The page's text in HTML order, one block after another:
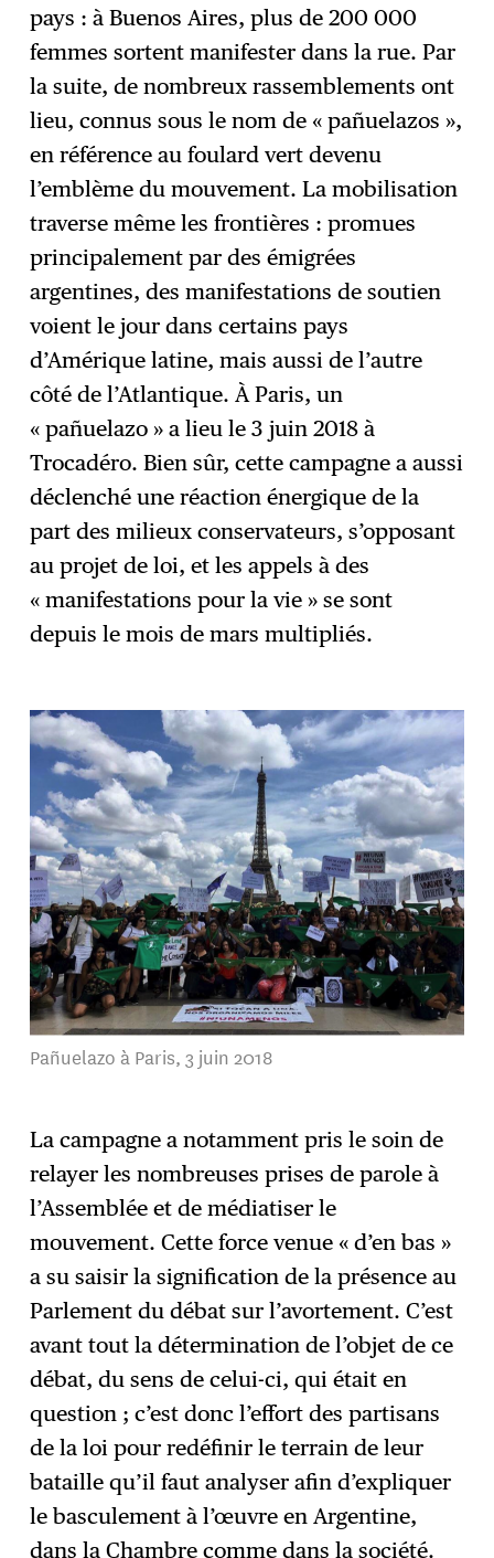
pays : à Buenos Aires, plus de 200 000
femmes sortent manifester dans la rue. Par
la suite, de nombreux rassemblements ont
lieu, connus sous le nom de « pañuelazos »,
en référence au foulard vert devenu
l’emblème du mouvement. La mobilisation
traverse même les frontières : promues
principalement par des émigrées
argentines, des manifestations de soutien
voient le jour dans certains pays
d’Amérique latine, mais aussi de l’autre
côté de l’Atlantique. À Paris, un
« pañuelazo » a lieu le 3 juin 2018 à
Trocadéro. Bien sûr, cette campagne a aussi
déclenché une réaction énergique de la
part des milieux conservateurs, s’opposant
au projet de loi, et les appels à des
« manifestations pour la vie » se sont
depuis le mois de mars multipliés.
Pañuelazo à Paris, 3 juin 2018
La campagne a notamment pris le soin de
relayer les nombreuses prises de parole à
l’Assemblée et de médiatiser le
mouvement. Cette force venue « d’en bas »
a su saisir la signification de la présence au
Parlement du débat sur l’avortement. C’est
avant tout la détermination de l’objet de ce
débat, du sens de celui-ci, qui était en
question ; c’est donc l’effort des partisans
de la loi pour redéfinir le terrain de leur
bataille qu’il faut analyser afin d’expliquer
le basculement à l’œuvre en Argentine,
dans la Chambre comme dans la société.